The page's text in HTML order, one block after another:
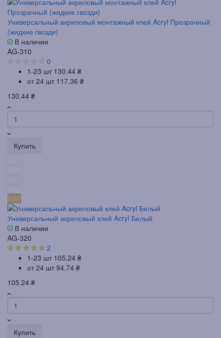
Универсальный акриловый монтажный клей Acryl Прозрачный
(жидкие гвозди)
В наличии
AG-310
0
1-23 шт 130.44 ₴
от 24 шт 117.36 ₴
130.44 ₴
Купить
ХИТ
Универсальный акриловый клей Acryl Белый
В наличии
AG-320
2
1-23 шт 105.24 ₴
от 24 шт 94.74 ₴
105.24 ₴
Купить